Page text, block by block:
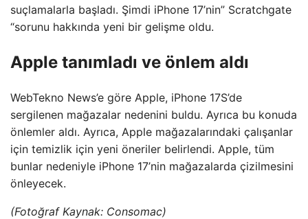
suçlamalarla başladı. Şimdi iPhone 17’nin” Scratchgate
“sorunu hakkında yeni bir gelişme oldu.
Apple tanımladı ve önlem aldı
WebTekno News’e göre Apple, iPhone 17S’de
sergilenen mağazalar nedenini buldu. Ayrıca bu konuda
önlemler aldı. Ayrıca, Apple mağazalarındaki çalışanlar
için temizlik için yeni öneriler belirlendi. Apple, tüm
bunlar nedeniyle iPhone 17’nin mağazalarda çizilmesini
önleyecek.
(Fotoğraf Kaynak: Consomac)